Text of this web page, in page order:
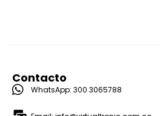
Contacto
WhatsApp: 300 3065788